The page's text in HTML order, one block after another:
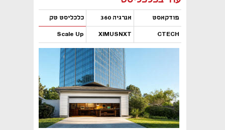
פודקאסט אנרגיה 360 כלכליסט טק
CTECH
XIMUSNXT
Scale Up
נפתח בכרטיסייה חדשה
נפתח בכרטיסייה חדשה